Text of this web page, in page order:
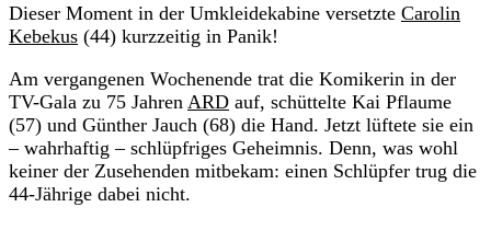
Dieser Moment in der Umkleidekabine versetzte Carolin
Kebekus (44) kurzzeitig in Panik!
Am vergangenen Wochenende trat die Komikerin in der
TV-Gala zu 75 Jahren ARD auf, schüttelte Kai Pflaume
(57) und Günther Jauch (68) die Hand. Jetzt lüftete sie ein
– wahrhaftig – schlüpfriges Geheimnis. Denn, was wohl
keiner der Zusehenden mitbekam: einen Schlüpfer trug die
44-Jährige dabei nicht.